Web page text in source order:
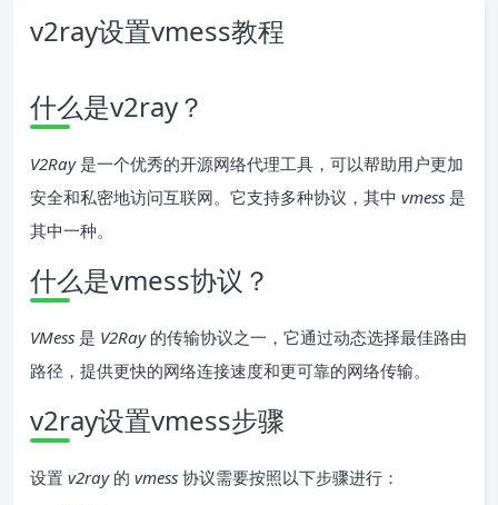
v2ray设置vmess教程
什么是v2ray？
V2Ray是一个优秀的开源网络代理工具，可以帮助用户更加
安全和私密地访问互联网。它支持多种协议，其中 vmess 是
其中一种。
什么是vmess协议？
VMess 是 V2Ray的传输协议之一，它通过动态选择最佳路由
路径，提供更快的网络连接速度和更可靠的网络传输。
v2ray设置vmess步骤
设置 v2ray的 vmess 协议需要按照以下步骤进行：